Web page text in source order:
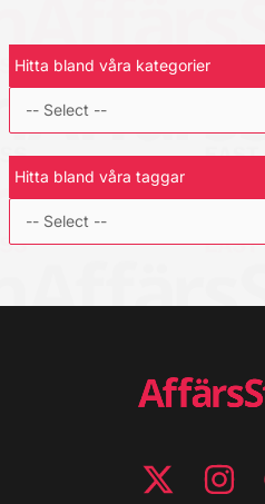
Hitta bland våra kategorier
Hitta bland våra taggar